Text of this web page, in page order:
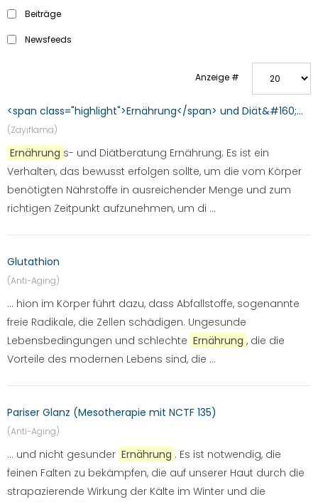
Beiträge
Newsfeeds
Anzeige #
<span class="highlight">Ernährung</span> und Diät&#160;...
(Zayıflama)
Ernährung s- und Diätberatung Ernährung; Es ist ein
Verhalten, das bewusst erfolgen sollte, um die vom Körper
benötigten Nährstoffe in ausreichender Menge und zum
richtigen Zeitpunkt aufzunehmen, um di ...
Glutathion
(Anti-Aging)
... hion im Körper führt dazu, dass Abfallstoffe, sogenannte
freie Radikale, die Zellen schädigen. Ungesunde
Lebensbedingungen und schlechte Ernährung , die die
Vorteile des modernen Lebens sind, die ...
Pariser Glanz (Mesotherapie mit NCTF 135)
(Anti-Aging)
... und nicht gesunder Ernährung . Es ist notwendig, die
feinen Falten zu bekämpfen, die auf unserer Haut durch die
strapazierende Wirkung der Kälte im Winter und die